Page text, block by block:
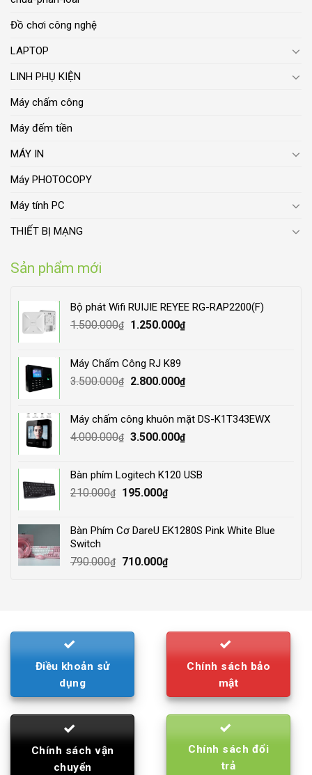
Đồ chơi công nghệ
LAPTOP
LINH PHỤ KIỆN
Máy chấm công
Máy đếm tiền
MÁY IN
Máy PHOTOCOPY
Máy tính PC
THIẾT BỊ MẠNG
Sản phẩm mới
Bộ phát Wifi RUIJIE REYEE RG-RAP2200(F)
1.500.000₫
Original
1.500.000₫.
1.250.000₫Current
Máy Chấm Công RJ K89
3.500.000₫
Original
3.500.000₫.
2.800.000₫Current
2.800.000₫.
Máy chấm công khuôn mặt DS-K1T343EWX
4.000.000₫ Original
4.000.000₫.
3.500.000₫Current
3.500.000₫.
Bàn phím Logitech K120 USB
210.000₫
Original
210.000₫.
195.000₫Current
195.000₫.
Bàn Phím Cơ DareU EK1280S Pink White Blue
Switch
790.000₫
Original
710.000₫Current
Điều khoản sử
dụng
Chính sách bảo
mật
Chính sách vận
chuyển
Chính sách đổi
trả